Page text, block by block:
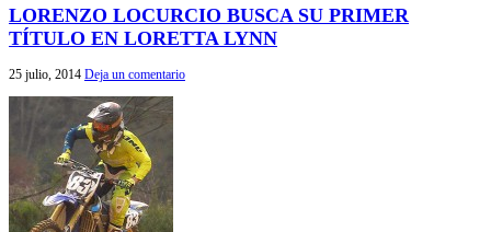
LORENZO LOCURCIO BUSCA SU PRIMER
TÍTULO EN LORETTA LYNN
25 julio, 2014 Deja un comentario